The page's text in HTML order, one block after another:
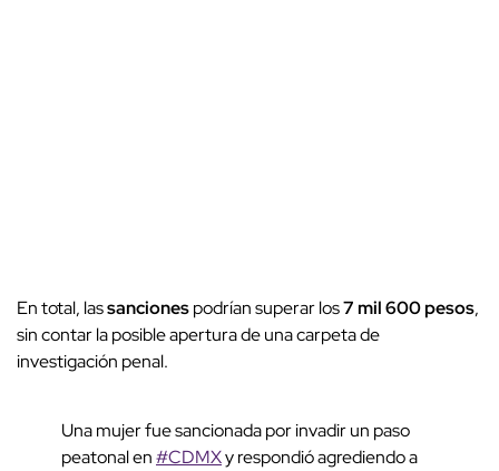
En total, lassancionespodrían superar los7 mil 600 pesos,
sin contar la posible apertura de una carpeta de
investigación penal.
Una mujer fue sancionada por invadir un paso
peatonal en#CDMXy respondió agrediendo a